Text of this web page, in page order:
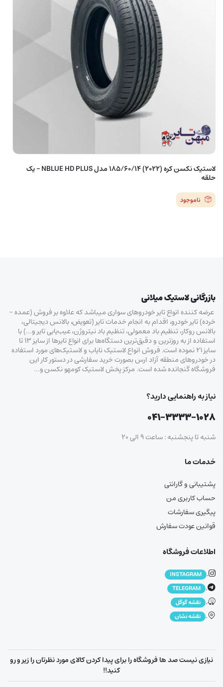
لاستیک نکسن کره (2022) 185/60/14 مدل NBLUE HD PLUS – یک
حلقه
ناموجود
بازرگانی لاستیک میلانی
عرضه کننده انواع تایر خودروهای سواری میباشد که علاوه بر فروش (عمده –
خرده‌) تایر خودرو، اقدام به انجام خدمات تایر (تعویض، بالانس دیجیتالی،
بالانس روکار، تنظیم باد معمولی، تنظیم باد نیتروژن، عیب‌یابی تایر و…) با
استفاده از به روزترین و دقیق‌ترین دستگاه‌ها برای انواع تایرها از سایز ۱۳ تا
سایز ۲۱ نموده است. فروش انواع لاستیک‌ نایاب و لاستیک‌های مورد استفاده
در خودروهای منطقه آزاد ارس بصورت خرید سفارشی در دستور کار این
فروشگاه گنجانده شده است. مرکز پخش لاستیک کومهو نکسن و…
نیاز به راهنمایی دارید؟
۰۴۱-۳۳۳۳-۱۰۲۸
شنبه تا پنجشنبه : ساعت ۹ الی ۲۰
خدمات ما
پشتیبانی و گارانتی
حساب کاربری من
پیگیری سفارشات
قوانین عودت سفارش
اطلاعات فروشگاه
.
INSTAGRAM
.
TELEGRAM
. نقشه گوگل
. نقشه نشان
نیازی نیست صد ها فروشگاه را برای پیدا کردن کالای مورد نظرتان را زیر و رو
کنید!!